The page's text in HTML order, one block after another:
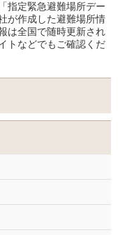
指定緊急避難場所デー
が作成した避難場所情
は全国で随時更新され
トなどでもご確認くだ